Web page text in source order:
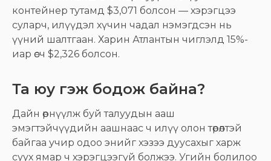
контейнер тутамд $3,071 болсон — хэрэгцээ
суларч, илүүдэл хүчин чадал нэмэгдсэн нь
үүний шалтгаан. Харин Атлантын чиглэлд 15%-
иар өсч $2,326 болсон.
Та юу гэж бодож байна?
Дайн өрнүүлж буй талуудын ааш
эмэгтэйчүүдийн аашнаас ч илүү олон төрөлтэй
байгаа учир одоо энийг хэзээ дуусахыг харж
суух ямар ч хэрэгцээгүй болжээ. Угийн болилоо